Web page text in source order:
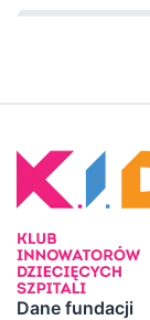
Dane fundacji